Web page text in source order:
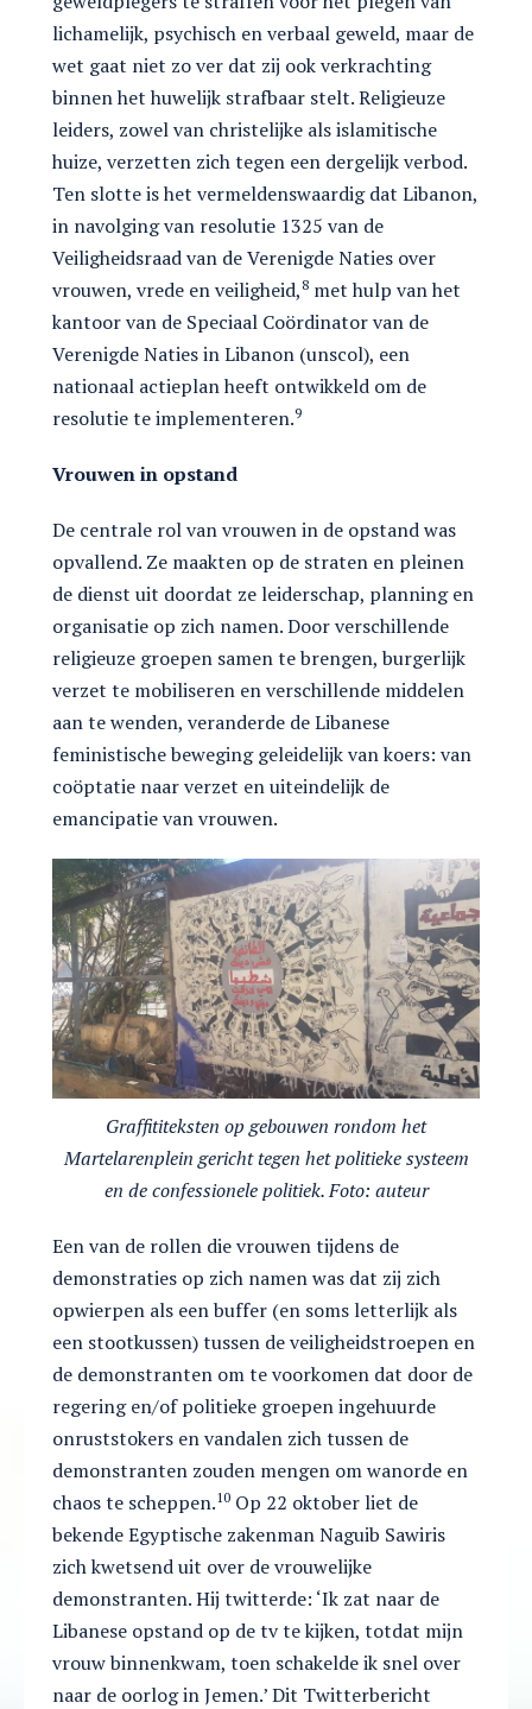
lichamelijk, psychisch en verbaal geweld, maar de
wet gaat niet zo ver dat zij ook verkrachting
binnen het huwelijk strafbaar stelt. Religieuze
leiders, zowel van christelijke als islamitische
huize, verzetten zich tegen een dergelijk verbod.
Ten slotte is het vermeldenswaardig dat Libanon,
in navolging van resolutie 1325 van de
Veiligheidsraad van de Verenigde Naties over
vrouwen, vrede en veiligheid, 8 met hulp van het
kantoor van de Speciaal Coördinator van de
Verenigde Naties in Libanon (unscol), een
nationaal actieplan heeft ontwikkeld om de
resolutie te implementeren.9
Vrouwen in opstand
De centrale rol van vrouwen in de opstand was
opvallend. Ze maakten op de straten en pleinen
de dienst uit doordat ze leiderschap, planning en
organisatie op zich namen. Door verschillende
religieuze groepen samen te brengen, burgerlijk
verzet te mobiliseren en verschillende middelen
aan te wenden, veranderde de Libanese
feministische beweging geleidelijk van koers: van
coöptatie naar verzet en uiteindelijk de
emancipatie van vrouwen.
Graffititeksten op gebouwen rondom het
Martelarenplein gericht tegen het politieke systeem
en de confessionele politiek. Foto: auteur
Een van de rollen die vrouwen tijdens de
demonstraties op zich namen was dat zij zich
opwierpen als een buffer (en soms letterlijk als
een stootkussen) tussen de veiligheidstroepen en
de demonstranten om te voorkomen dat door de
regering en/of politieke groepen ingehuurde
onruststokers en vandalen zich tussen de
demonstranten zouden mengen om wanorde en
chaos te scheppen.10 Op 22 oktober liet de
bekende Egyptische zakenman Naguib Sawiris
zich kwetsend uit over de vrouwelijke
demonstranten. Hij twitterde: ‘Ik zat naar de
Libanese opstand op de tv te kijken, totdat mijn
vrouw binnenkwam, toen schakelde ik snel over
naar de oorlog in Jemen.’ Dit Twitterbericht